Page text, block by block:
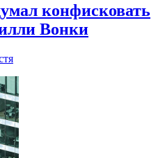
конфисковать
Вонки